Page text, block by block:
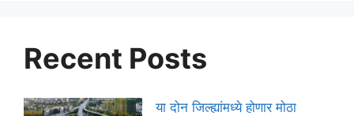
Recent Posts
या दोन जिल्ह्यांमध्ये होणार मोठा